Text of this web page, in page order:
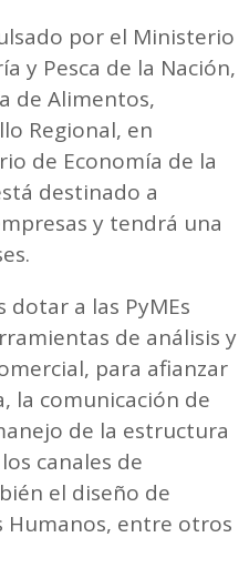
por el Ministerio
y Pesca de la Nación,
de Alimentos,
Regional, en
de Economía de la
destinado a
y tendrá una
dotar a las PyMEs
de análisis y
para afianzar
la comunicación de
de la estructura
canales de
el diseño de
Humanos, entre otros